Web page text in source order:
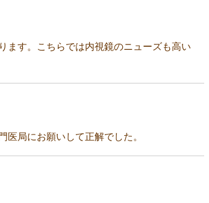
ます。こちらでは内視鏡のニューズも高い
局にお願いして正解でした。